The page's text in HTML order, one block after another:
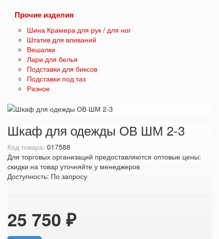
Прочие изделия
Шина Крамера для рук / для ног
Штатив для вливаний
Вешалки
Лари для белья
Подставки для биксов
Подставки под таз
Разное
Шкаф для одежды ОВ ШМ 2-3
Код товара: 017588
Для торговых организаций предоставляются оптовые цены:
скидки на товар уточняйте у менеджеров
Доступность: По запросу
25 750 ₽